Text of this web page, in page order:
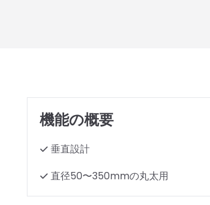
機能の概要
垂直設計
直径50〜350mmの丸太用